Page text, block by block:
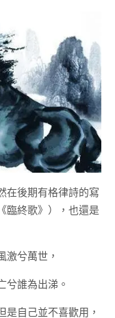
在後期有格律詩的寫
臨終歌》），也還是
激兮萬世，
兮誰為出涕。
自己並不喜歡用，